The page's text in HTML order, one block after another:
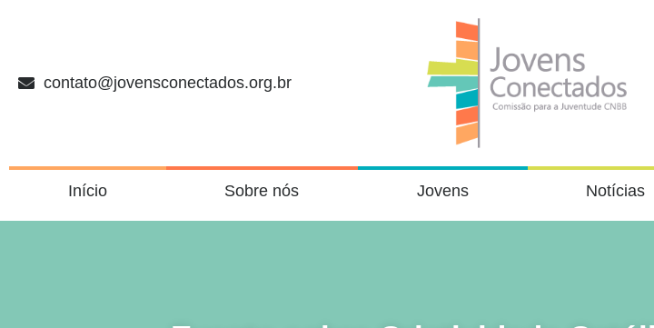
contato@jovensconectados.org.br
Início Sobre nós Jovens Notícias